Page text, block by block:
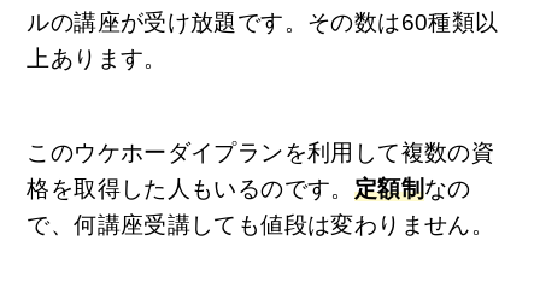
ルの講座が受け放題です。その数は60種類以
上あります。
このウケホーダイプランを利用して複数の資
格を取得した人もいるのです。 定額制なの
で、何講座受講しても値段は変わりません。